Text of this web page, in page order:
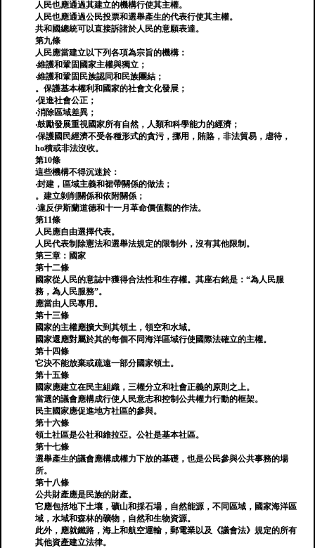
人民也應通過其建立的機構行使其主權。
人民也應通過公民投票和選舉產生的代表行使其主權。
共和國總統可以直接訴諸於人民的意願表達。
第九條
人民應當建立以下列各項為宗旨的機構：
‧維護和鞏固國家主權與獨立；
‧維護和鞏固民族認同和民族團結；
。保護基本權利和國家的社會文化發展；
‧促進社會公正；
‧消除區域差異；
‧鼓勵發展重視國家所有自然，人類和科學能力的經濟；
‧保護國民經濟不受各種形式的貪污，挪用，賄賂，非法貿易，虐待，
ho積或非法沒收。
第10條
這些機構不得沉迷於：
‧封建，區域主義和裙帶關係的做法；
。建立剝削關係和依附關係；
‧違反伊斯蘭道德和十一月革命價值觀的作法。
第11條
人民應自由選擇代表。
人民代表制除憲法和選舉法規定的限制外，沒有其他限制。
第三章：國家
第十二條
國家從人民的意誌中獲得合法性和生存權。其座右銘是：“為人民服
務，為人民服務”。
應當由人民專用。
第十三條
國家的主權應擴大到其領土，領空和水域。
國家還應對屬於其的每個不同海洋區域行使國際法確立的主權。
第十四條
它決不能放棄或疏遠一部分國家領土。
第十五條
國家應建立在民主組織，三權分立和社會正義的原則之上。
當選的議會應構成行使人民意志和控制公共權力行動的框架。
民主國家應促進地方社區的參與。
第十六條
領土社區是公社和維拉亞。公社是基本社區。
第十七條
選舉產生的議會應構成權力下放的基礎，也是公民參與公共事務的場
所。
第十八條
公共財產應是民族的財產。
它應包括地下土壤，礦山和採石場，自然能源，不同區域，國家海洋區
域，水域和森林的礦物，自然和生物資源。
此外，應就鐵路，海上和航空運輸，郵電業以及《議會法》規定的所有
其他資產建立法律。